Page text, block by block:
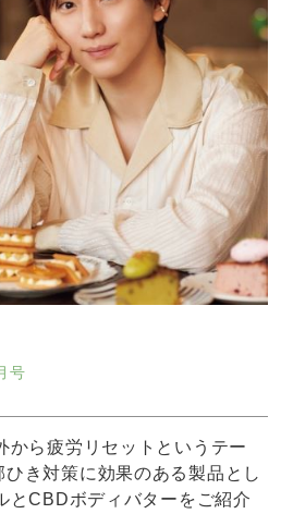
号
から疲労リセットというテー
き対策に効果のある製品とし
とCBDボディバターをご紹介